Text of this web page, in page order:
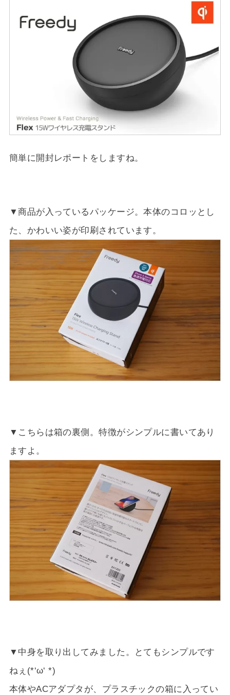
簡単に開封レポートをしますね。
▼商品が入っているパッケージ。本体のコロッとし
た、かわいい姿が印刷されています。
▼こちらは箱の裏側。特徴がシンプルに書いてあり
ますよ。
▼中身を取り出してみました。とてもシンプルです
ねぇ(*‘ω‘ *)
本体やACアダプタが、プラスチックの箱に入ってい